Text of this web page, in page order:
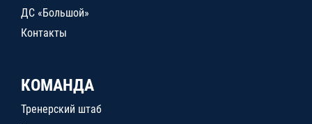
ДС «Большой»
Контакты
КОМАНДА
Тренерский штаб